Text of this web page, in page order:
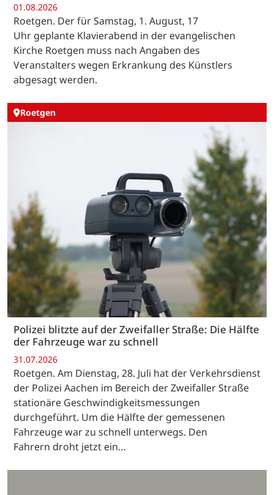
01.08.2026
Roetgen. Der für Samstag, 1. August, 17
Uhr geplante Klavierabend in der evangelischen
Kirche Roetgen muss nach Angaben des
Veranstalters wegen Erkrankung des Künstlers
abgesagt werden.
Roetgen
Polizei blitzte auf der Zweifaller Straße: Die Hälfte
der Fahrzeuge war zu schnell
31.07.2026
Roetgen. Am Dienstag, 28. Juli hat der Verkehrsdienst
der Polizei Aachen im Bereich der Zweifaller Straße
stationäre Geschwindigkeitsmessungen
durchgeführt. Um die Hälfte der gemessenen
Fahrzeuge war zu schnell unterwegs. Den
Fahrern droht jetzt ein…